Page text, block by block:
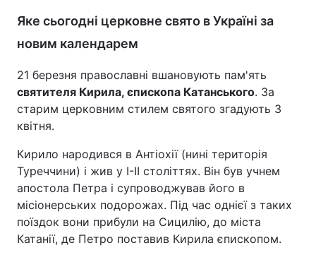
Лонгріди
Інтерв'ю Думки
Архів
Контакти
Послуги
Яке сьогодні церковне свято в Україні за
новим календарем
21 березня православні вшановують пам'ять
святителя Кирила, єпископа Катанського. За
старим церковним стилем святого згадують 3
квітня.
Кирило народився в Антіохії (нині територія
Туреччини) і жив у I-II століттях. Він був учнем
апостола Петра і супроводжував його в
місіонерських подорожах. Під час однієї з таких
поїздок вони прибули на Сицилію, до міста
Катанії, де Петро поставив Кирила єпископом.